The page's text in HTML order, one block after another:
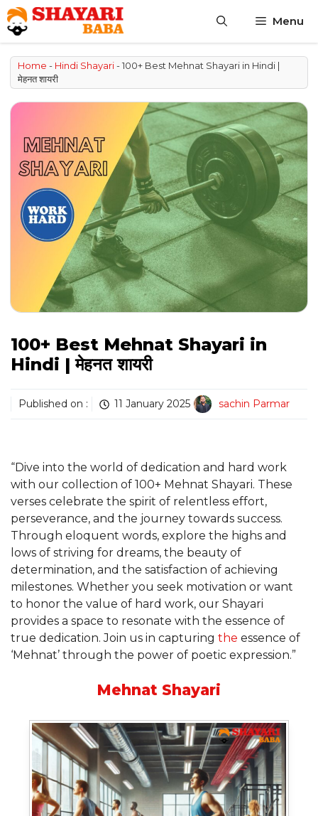
Skip
to
content
Menu
Home - Hindi Shayari-100+ Best Mehnat Shayari in Hindi |
मेहनत शायरी
100+ Best Mehnat Shayari in
Hindi | मेहनत शायरी
Published on : 11 January 2025 sachin Parmar
“Dive into the world of dedication and hard work
with our collection of 100+ Mehnat Shayari. These
verses celebrate the spirit of relentless effort,
perseverance, and the journey towards success.
Through eloquent words, explore the highs and
lows of striving for dreams, the beauty of
determination, and the satisfaction of achieving
milestones. Whether you seek motivation or want
to honor the value of hard work, our Shayari
provides a space to resonate with the essence of
true dedication. Join us in capturing the essence of
‘Mehnat’ through the power of poetic expression.”
Mehnat Shayari